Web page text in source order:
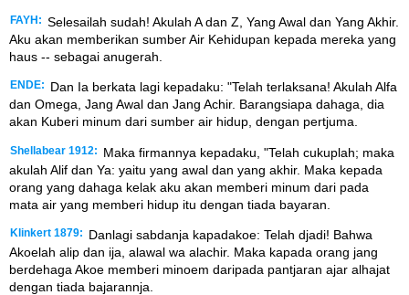
FAYH: Selesailah sudah! Akulah A dan Z, Yang Awal dan Yang Akhir.
Aku akan memberikan sumber Air Kehidupan kepada mereka yang
haus -- sebagai anugerah.
ENDE:
Dan Ia berkata lagi kepadaku: "Telah terlaksana! Akulah Alfa
dan Omega, Jang Awal dan Jang Achir. Barangsiapa dahaga, dia
akan Kuberi minum dari sumber air hidup, dengan pertjuma.
Shellabear 1912:
Maka firmannya kepadaku, "Telah cukuplah; maka
akulah Alif dan Ya: yaitu yang awal dan yang akhir. Maka kepada
orang yang dahaga kelak aku akan memberi minum dari pada
mata air yang memberi hidup itu dengan tiada bayaran.
Klinkert 1879:
Danlagi sabdanja kapadakoe: Telah djadi! Bahwa
Akoelah alip dan ija, alawal wa alachir. Maka kapada orang jang
berdehaga Akoe memberi minoem daripada pantjaran ajar alhajat
dengan tiada bajarannja.